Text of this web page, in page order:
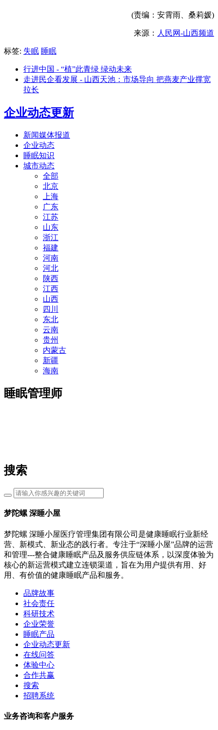
(责编：安霄雨、桑莉媛)
来源： 人民网-山西频道
标签: 失眠 睡眠
行进中国 - “植”此青绿 绿动未来
走进民企看发展 - 山西天池：市场导向 把燕麦产业撑宽
拉长
企业动态更新
新闻媒体报道
企业动态
睡眠知识
城市动态
全部
北京
上海
广东
江苏
山东
浙江
福建
河南
河北
陕西
江西
山西
四川
东北
云南
贵州
内蒙古
新疆
海南
睡眠管理师
搜索
梦陀螺 深睡小屋
梦陀螺 深睡小屋医疗管理集团有限公司是健康睡眠行业新经
营、新模式、新业态的践行者。专注于“深睡小屋”品牌的运营
和管理---整合健康睡眠产品及服务供应链体系，以深度体验为
核心的新运营模式建立连锁渠道，旨在为用户提供有用、好
用、有价值的健康睡眠产品和服务。
品牌故事
社会责任
科研技术
企业荣誉
睡眠产品
企业动态更新
在线问答
体验中心
合作共赢
搜索
招聘系统
业务咨询和客户服务